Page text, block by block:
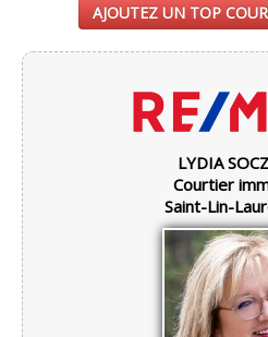
AJOUTEZ UN TOP
LYDIA
Courtier
Saint-Lin-